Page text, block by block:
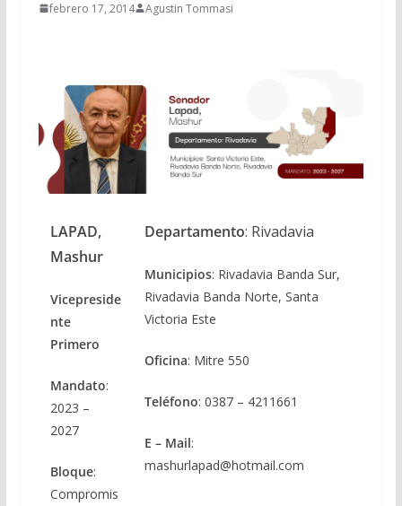
febrero 17, 2014 Agustin Tommasi
LAPAD,
Mashur
Vicepreside
nte
Primero
Mandato:
2023 –
2027
Bloque:
Compromis
Departamento: Rivadavia
Municipios: Rivadavia Banda Sur,
Rivadavia Banda Norte, Santa
Victoria Este
Oficina: Mitre 550
Teléfono: 0387 – 4211661
E – Mail:
mashurlapad@hotmail.com